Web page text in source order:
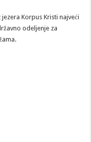
Korpus Kristi najveći
odeljenje za